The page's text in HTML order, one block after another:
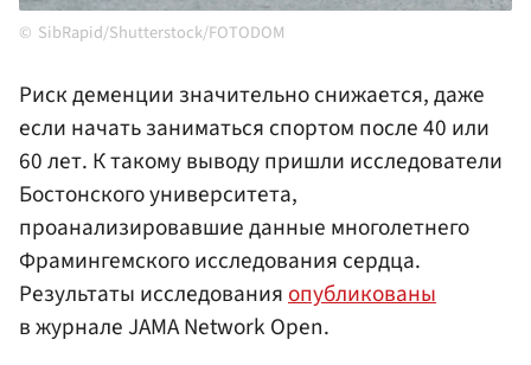
SibRapid/Shutterstock/FOTODOM
Риск деменции значительно снижается, даже
если начать заниматься спортом после 40 или
60 лет. К такому выводу пришли исследователи
Бостонского университета,
проанализировавшие данные многолетнего
Фрамингемского исследования сердца.
Результаты исследованияопубликованы
в журнале JAMA Network Open.